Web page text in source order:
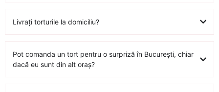
Livrați torturile la domiciliu?
Pot comanda un tort pentru o surpriză în București, chiar
dacă eu sunt din alt oraș?